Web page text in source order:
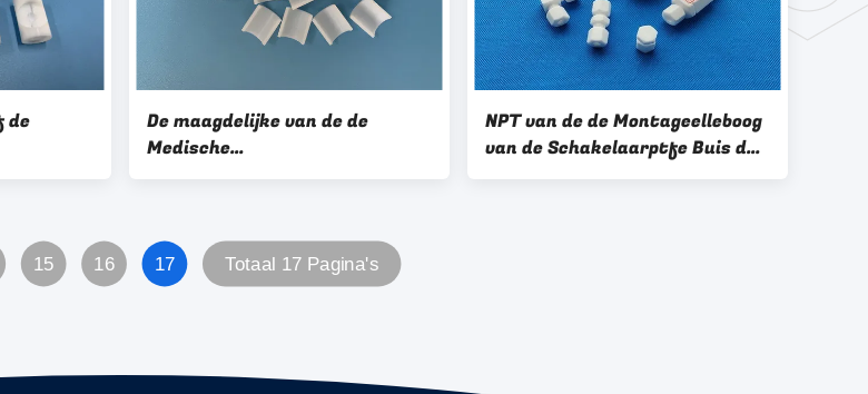
de
De maagdelijke van de de
Medische
Behandelingsschakelaar van
NPT van de de Montageelleboog
van de Schakelaarptfe Buis de
Unie van de het T-stuk Enige
15 16 17 Totaal 17 Pagina's